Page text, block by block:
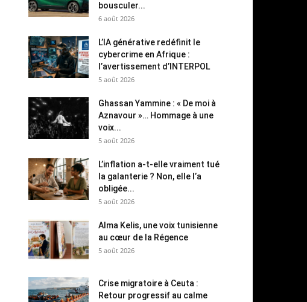
bousculer...
6 août 2026
L’IA générative redéfinit le
cybercrime en Afrique :
l’avertissement d’INTERPOL
5 août 2026
Ghassan Yammine : « De moi à
Aznavour »… Hommage à une
voix...
5 août 2026
L’inflation a-t-elle vraiment tué
la galanterie ? Non, elle l’a
obligée...
5 août 2026
Alma Kelis, une voix tunisienne
au cœur de la Régence
5 août 2026
Crise migratoire à Ceuta :
Retour progressif au calme